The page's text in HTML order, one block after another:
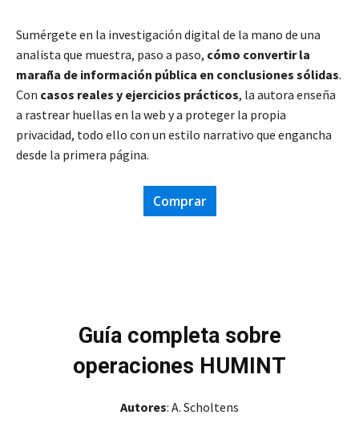
Sumérgete en la investigación digital de la mano de una
analista que muestra, paso a paso, cómo convertir la
maraña de información pública en conclusiones sólidas.
Con casos reales y ejercicios prácticos, la autora enseña
a rastrear huellas en la web y a proteger la propia
privacidad, todo ello con un estilo narrativo que engancha
desde la primera página.
Comprar
Guía completa sobre
operaciones HUMINT
Autores: A. Scholtens